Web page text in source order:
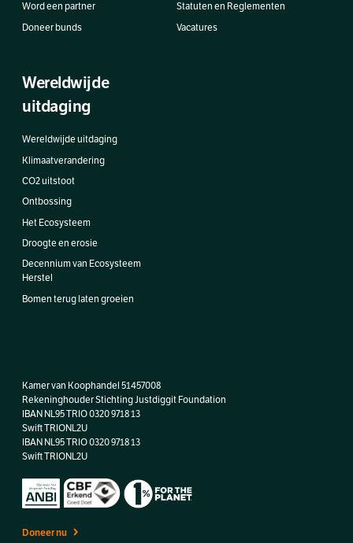
Word een partner
Doneer bunds
Statuten en Reglementen
Vacatures
Wereldwijde
uitdaging
Wereldwijde uitdaging
Klimaatverandering
CO2 uitstoot
Ontbossing
Het Ecosysteem
Droogte en erosie
Decennium van Ecosysteem
Herstel
Bomen terug laten groeien
Kamer van Koophandel 51457008
Rekeninghouder Stichting Justdiggit Foundation
IBAN NL95 TRIO 0320 9718 13
Swift TRIONL2U
IBAN NL95 TRIO 0320 9718 13
Swift TRIONL2U
Doneer nu